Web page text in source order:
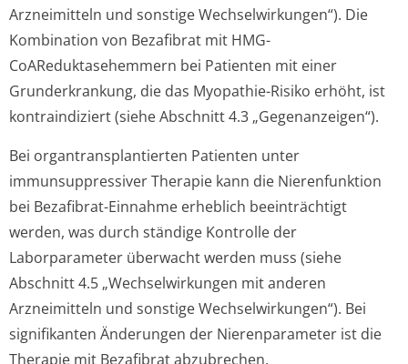
Arzneimitteln und sonstige Wechselwirkungen“). Die
Kombination von Bezafibrat mit HMG-
CoAReduktasehemmern bei Patienten mit einer
Grunderkrankung, die das Myopathie-Risiko erhöht, ist
kontraindiziert (siehe Abschnitt 4.3 „Gegenanzeigen“).
Bei organtransplan­tierten Patienten unter
immunsuppressiver Therapie kann die Nierenfunktion
bei Bezafibrat-Einnahme erheblich beeinträchtigt
werden, was durch ständige Kontrolle der
Laborparameter überwacht werden muss (siehe
Abschnitt 4.5 „Wechselwirkungen mit anderen
Arzneimitteln und sonstige Wechselwirkungen“). Bei
signifikanten Änderungen der Nierenparameter ist die
Therapie mit Bezafibrat abzubrechen.